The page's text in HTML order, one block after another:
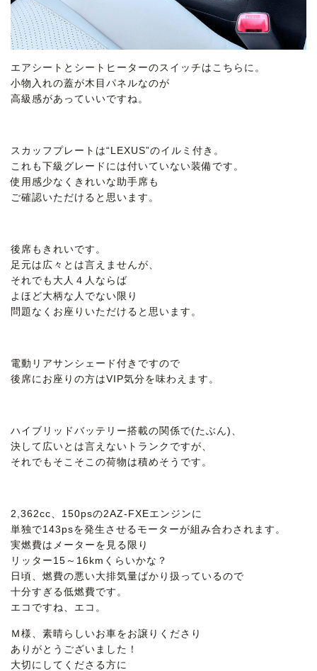
エアシートとシートヒーターのスイッチはこちらに。
小物入れの蓋が木目パネルなのが
高級感があっていいですね。
スカッフプレートは“LEXUS”のイルミ付き。
これも下級グレードには付いていない装備です。
使用感少なくきれいな助手席も
ご確認いただけると思います。
後席もきれいです。
足元は広々とは言えませんが、
それでも大人４人ならば
よほど大柄な人でない限り
問題なくお座りいただけると思います。
電動リアサンシェード付きですので
後席にお座りの方はVIP気分を味わえます。
ハイブリッドバッテリー搭載の関係で(たぶん)、
決して広いとは言えないトランクですが、
それでもそこそこの荷物は積めそうです。
2,362cc、150psの2AZ-FXEエンジンに
単独で143psを発生させるモーターが組み合わされます。
実燃費はメーターを見る限り
リッター15～16kmくらいかな？
日頃、燃費の悪い大排気量ばかり扱っているので
十分すぎる低燃費です。
エコですね、エコ。
Ｍ様、素晴らしいお車をお譲りくださり
ありがとうございました！
大切にしてくださる方に